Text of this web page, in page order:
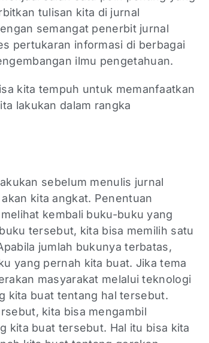
tulisan kita di jurnal
semangat penerbit jurnal
pertukaran informasi di berbagai
ilmu pengetahuan.
kita tempuh untuk memanfaatkan
lakukan dalam rangka
sebelum menulis jurnal
kita angkat. Penentuan
kembali buku-buku yang
tersebut, kita bisa memilih satu
jumlah bukunya terbatas,
yang pernah kita buat. Jika tema
masyarakat melalui teknologi
kita buat tentang hal tersebut.
kita bisa mengambil
kita buat tersebut. Hal itu bisa kita